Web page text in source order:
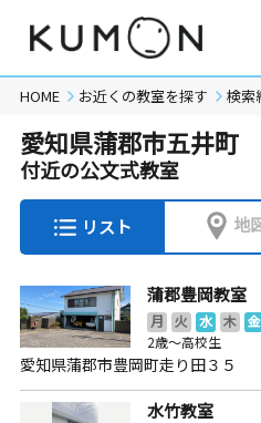
HOME お近くの教室を探す 検索
愛知県蒲郡市五井町
付近の公文式教室
リスト 地
蒲郡豊岡教室
月 火 水 木 金
2歳～高校生
愛知県蒲郡市豊岡町走り田３５
水竹教室